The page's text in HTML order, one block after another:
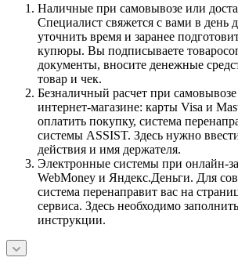
Наличные при самовывозе или
Специалист свяжется с вами в день
уточнить время и заранее
купюры. Вы подписываете
документы, вносите денежные
товар и чек.
Безналичный расчет при
интернет-магазине: карты Visa и
оплатить покупку, система
системы ASSIST. Здесь нужно
действия и имя держателя.
Электронные системы при онлайн-
WebMoney и Яндекс.Деньги. Для
система перенаправит вас на
сервиса. Здесь необходимо
инструкции.